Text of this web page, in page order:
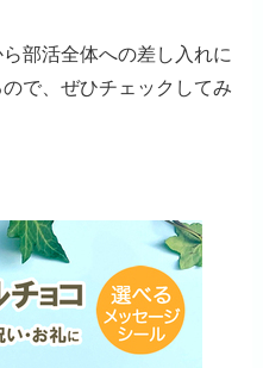
部活全体への差し入れに
で、ぜひチェックしてみ